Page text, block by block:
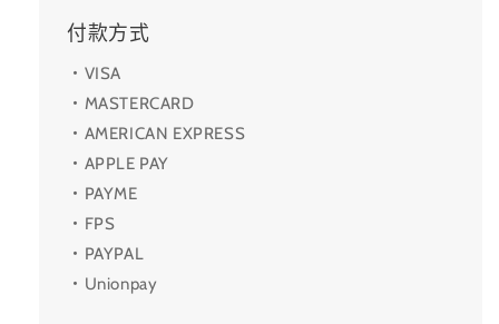
付款方式
・VISA
・MASTERCARD
・AMERICAN EXPRESS
・APPLE PAY
・PAYME
・FPS
・PAYPAL
・Unionpay